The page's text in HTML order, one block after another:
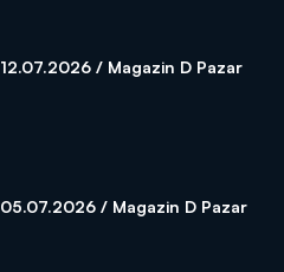
12.07.2026 / Magazin D Pazar
05.07.2026 / Magazin D Pazar